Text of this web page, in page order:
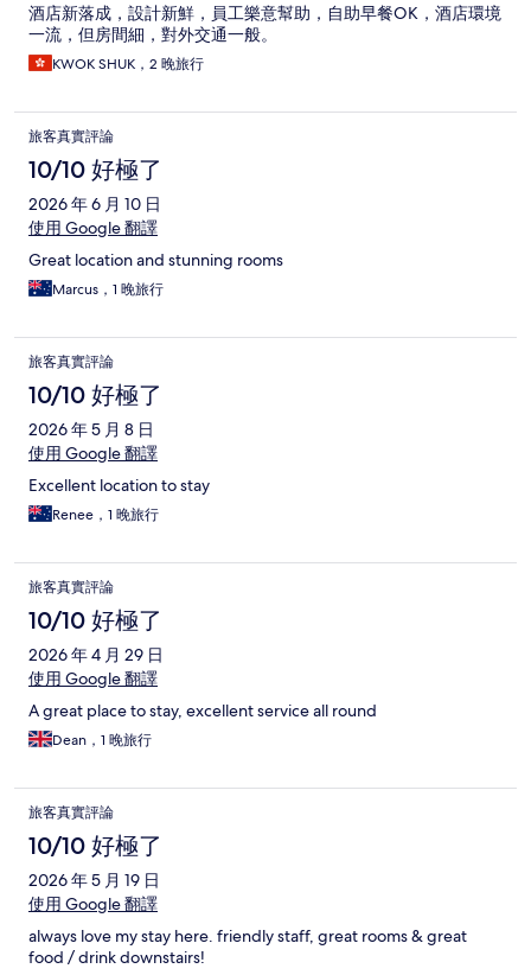
酒店新落成，設計新鮮，員工樂意幫助，自助早餐OK，酒店環境
一流，但房間細，對外交通一般。
KWOK SHUK，2 晚旅行
旅客真實評論
10/10 好極了
2026 年 6 月 10 日
使用 Google 翻譯
Great location and stunning rooms
Marcus，1 晚旅行
旅客真實評論
10/10 好極了
2026 年 5 月 8 日
使用 Google 翻譯
Excellent location to stay
Renee，1 晚旅行
旅客真實評論
10/10 好極了
2026 年 4 月 29 日
使用 Google 翻譯
A great place to stay, excellent service all round
Dean，1 晚旅行
旅客真實評論
10/10 好極了
2026 年 5 月 19 日
使用 Google 翻譯
always love my stay here. friendly staff, great rooms & great
food / drink downstairs!